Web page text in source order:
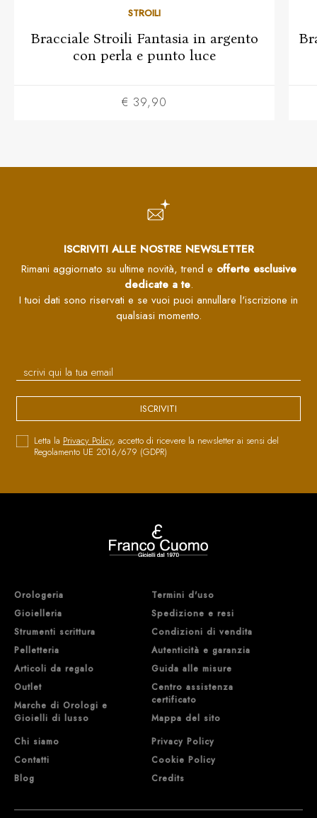
STROILI
Bracciale Stroili Fantasia in argento
con perla e punto luce
€ 39,90
ISCRIVITI ALLE NOSTRE NEWSLETTER
Rimani aggiornato su ultime novità, trend e offerte esclusive
dedicate a te.
I tuoi dati sono riservati e se vuoi puoi annullare l'iscrizione in
qualsiasi momento.
ISCRIVITI
Letta la Privacy Policy, accetto di ricevere la newsletter ai sensi del
Regolamento UE 2016/679 (GDPR)
Orologeria
Gioielleria
Strumenti scrittura
Pelletteria
Articoli da regalo
Outlet
Marche di Orologi e
Gioielli di lusso
Chi siamo
Contatti
Blog
Termini d'uso
Spedizione e resi
Condizioni di vendita
Autenticità e garanzia
Guida alle misure
Centro assistenza
certificato
Mappa del sito
Privacy Policy
Cookie Policy
Credits